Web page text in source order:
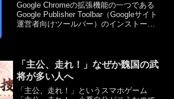
Google Chromeの拡張機能の一つである
Google Publisher Toolbar（Googleサイト
運営者向けツールバー）のインストール
「主公、走れ！」なぜか魏国の武
将が多い人へ
「主公、走れ！」というスマホゲーム